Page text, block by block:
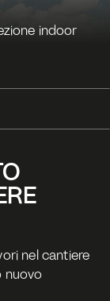
indoor
nel cantiere
nuovo